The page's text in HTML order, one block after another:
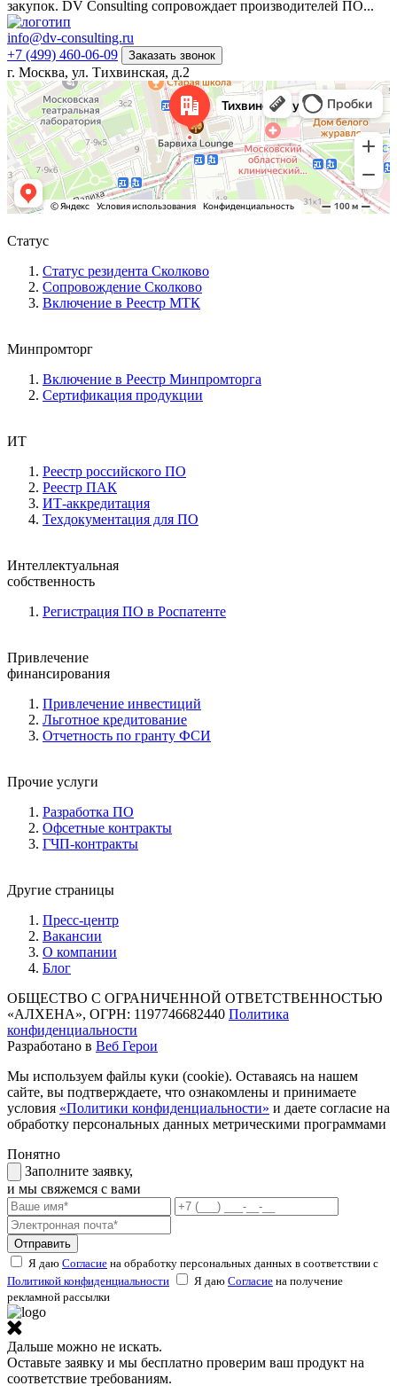
закупок. DV Consulting сопровождает производителей ПО...
info@dv-consulting.ru
+7 (499) 460-06-09
Заказать звонок
г. Москва, ул. Тихвинская, д.2
Статус
Статус резидента Сколково
Сопровождение Сколково
Включение в Реестр МТК
Минпромторг
Включение в Реестр Минпромторга
Сертификация продукции
ИТ
Реестр российского ПО
Реестр ПАК
ИТ-аккредитация
Техдокументация для ПО
Интеллектуальная
собственность
Регистрация ПО в Роспатенте
Привлечение
финансирования
Привлечение инвестиций
Льготное кредитование
Отчетность по гранту ФСИ
Прочие услуги
Разработка ПО
Офсетные контракты
ГЧП-контракты
Другие страницы
Пресс-центр
Вакансии
О компании
Блог
ОБЩЕСТВО С ОГРАНИЧЕННОЙ ОТВЕТСТВЕННОСТЬЮ
«АЛХЕНА», ОГРН: 1197746682440 Политика
конфиденциальности
Разработано в Веб Герои
Мы используем файлы куки (cookie). Оставаясь на нашем
сайте, вы подтверждаете, что ознакомлены и принимаете
условия «Политики конфиденциальности» и даете согласие на
обработку персональных данных метрическими программами
Понятно
Заполните заявку,
и мы свяжемся с вами
Отправить
Я даю Согласие на обработку персональных данных в соответствии с
Политикой конфиденциальности
Я даю Согласие на получение
рекламной рассылки
Дальше можно не искать.
Оставьте заявку и мы бесплатно проверим ваш продукт на
соответствие требованиям.